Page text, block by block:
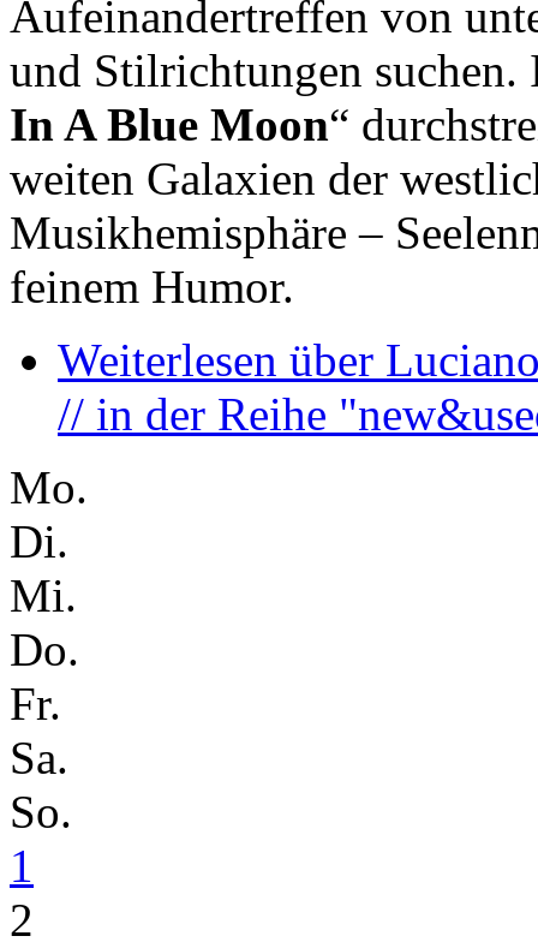
Aufeinandertreffen von
und Stilrichtungen suchen.
In A Blue Moon“
weiten Galaxien der
Musikhemisphäre –
feinem Humor.
Weiterlesen über
// in der Reihe
Mo.
Di.
Mi.
Do.
Fr.
Sa.
So.
1
2